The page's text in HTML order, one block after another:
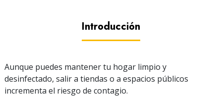
Introducción
Aunque puedes mantener tu hogar limpio y
desinfectado, salir a tiendas o a espacios públicos
incrementa el riesgo de contagio.